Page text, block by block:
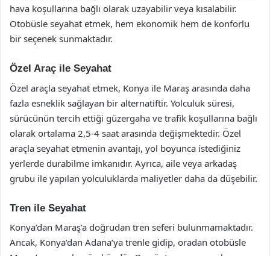
hava koşullarına bağlı olarak uzayabilir veya kısalabilir.
Otobüsle seyahat etmek, hem ekonomik hem de konforlu
bir seçenek sunmaktadır.
Özel Araç ile Seyahat
Özel araçla seyahat etmek, Konya ile Maraş arasında daha
fazla esneklik sağlayan bir alternatiftir. Yolculuk süresi,
sürücünün tercih ettiği güzergaha ve trafik koşullarına bağlı
olarak ortalama 2,5-4 saat arasında değişmektedir. Özel
araçla seyahat etmenin avantajı, yol boyunca istediğiniz
yerlerde durabilme imkanıdır. Ayrıca, aile veya arkadaş
grubu ile yapılan yolculuklarda maliyetler daha da düşebilir.
Tren ile Seyahat
Konya’dan Maraş’a doğrudan tren seferi bulunmamaktadır.
Ancak, Konya’dan Adana’ya trenle gidip, oradan otobüsle